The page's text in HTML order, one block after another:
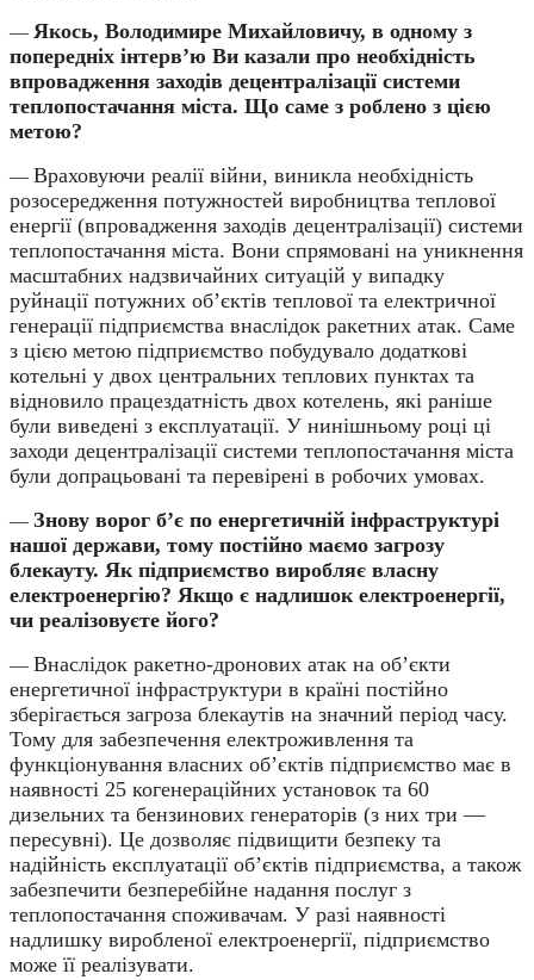
— Якось, Володимире Михайловичу, в одному з
попередніх інтерв’ю Ви казали про необхідність
впровадження заходів децентралізації системи
теплопостачання міста. Що саме з роблено з цією
метою?
— Враховуючи реалії війни, виникла необхідність
розосередження потужностей виробництва теплової
енергії (впровадження заходів децентралізації) системи
теплопостачання міста. Вони спрямовані на уникнення
масштабних надзвичайних ситуацій у випадку
руйнації потужних об’єктів теплової та електричної
генерації підприємства внаслідок ракетних атак. Саме
з цією метою підприємство побудувало додаткові
котельні у двох центральних теплових пунктах та
відновило працездатність двох котелень, які раніше
були виведені з експлуатації. У нинішньому році ці
заходи децентралізації системи теплопостачання міста
були допрацьовані та перевірені в робочих умовах.
— Знову ворог б’є по енергетичній інфраструктурі
нашої держави, тому постійно маємо загрозу
блекауту. Як підприємство виробляє власну
електроенергію? Якщо є надлишок електроенергії,
чи реалізовуєте його?
— Внаслідок ракетно-дронових атак на об’єкти
енергетичної інфраструктури в країні постійно
зберігається загроза блекаутів на значний період часу.
Тому для забезпечення електроживлення та
функціонування власних об’єктів підприємство має в
наявності 25 когенераційних установок та 60
дизельних та бензинових генераторів (з них три —
пересувні). Це дозволяє підвищити безпеку та
надійність експлуатації об’єктів підприємства, а також
забезпечити безперебійне надання послуг з
теплопостачання споживачам. У разі наявності
надлишку виробленої електроенергії, підприємство
може її реалізувати.